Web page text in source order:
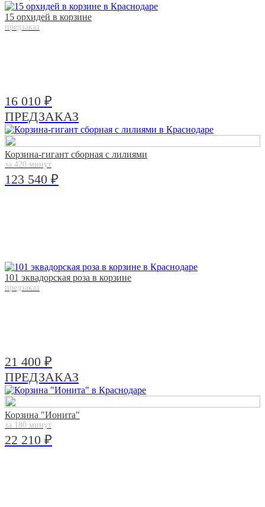
15 орхидей в корзине
предзаказ
16 010 ₽
ПРЕДЗАКАЗ
Корзина-гигант сборная с лилиями
за 420 минут
123 540 ₽
101 эквадорская роза в корзине
предзаказ
21 400 ₽
ПРЕДЗАКАЗ
Корзина "Ионита"
за 180 минут
22 210 ₽